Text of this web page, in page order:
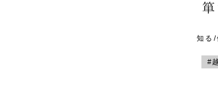
知る/
#